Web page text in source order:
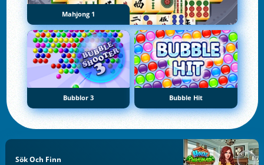
Mahjong 1
Bubblor 3 Bubble Hit
Sök Och Finn